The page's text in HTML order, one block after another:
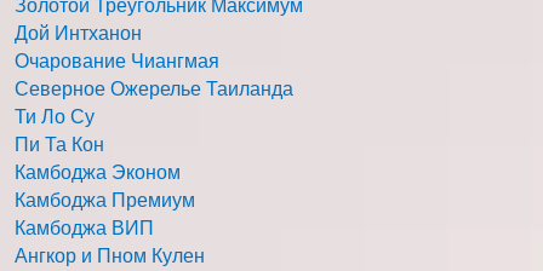
Золотой Треугольник Максимум
Дой Интханон
Очарование Чиангмая
Северное Ожерелье Таиланда
Ти Ло Су
Пи Та Кон
Камбоджа Эконом
Камбоджа Премиум
Камбоджа ВИП
Ангкор и Пном Кулен